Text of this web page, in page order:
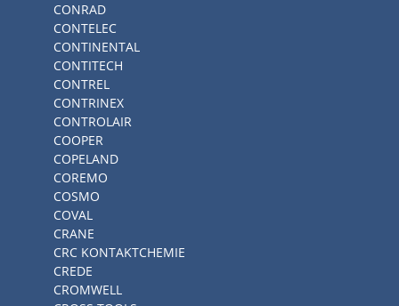
CONRAD
CONTELEC
CONTINENTAL
CONTITECH
CONTREL
CONTRINEX
CONTROLAIR
COOPER
COPELAND
COREMO
COSMO
COVAL
CRANE
CRC KONTAKTCHEMIE
CREDE
CROMWELL